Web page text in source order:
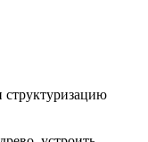
структуризацию